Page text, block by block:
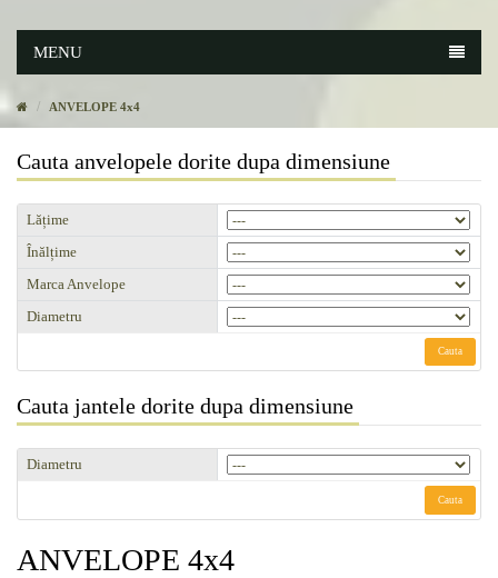
MENU
ANVELOPE 4x4
Cauta anvelopele dorite dupa dimensiune
Lățime
Înălțime
Marca Anvelope
Diametru
Cauta
Cauta jantele dorite dupa dimensiune
Diametru
Cauta
ANVELOPE 4x4